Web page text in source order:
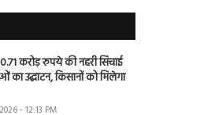
करोड़ रुपये की नहरी सिंचाई
का उद्घाटन, किसानों को मिलेगा
- 12:13 PM